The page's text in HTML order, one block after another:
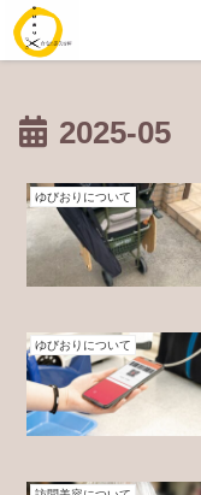
訪問美容
2025-05
ゆびおりについて
ゆびおりについて